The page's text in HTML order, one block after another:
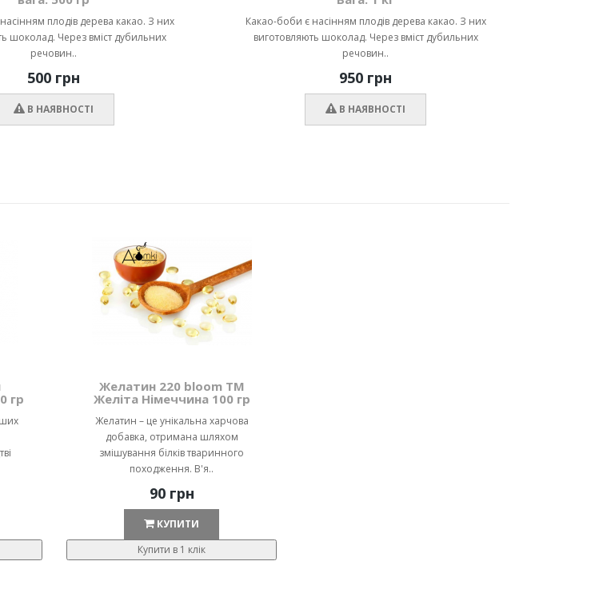
плодів дерева какао. З них
шоколад. Через вміст дубильних
речовин..
500 грн
В НАЯВНОСТІ
Какао-боби є насінням плодів дерева какао. З них
виготовляють шоколад. Через вміст дубильних
речовин..
950 грн
В НАЯВНОСТІ
гр
Желатин 220 bloom ТМ
Желіта Німеччина 100 гр
Желатин – це унікальна харчова
добавка, отримана шляхом
змішування білків тваринного
походження. В'я..
90 грн
КУПИТИ
Купити в 1 клік